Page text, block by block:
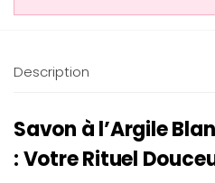
Description
Savon à l’Argile
: Votre Rituel